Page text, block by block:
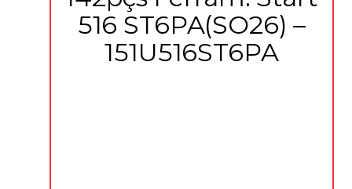
516 ST6PA(SO26) –
151U516ST6PA